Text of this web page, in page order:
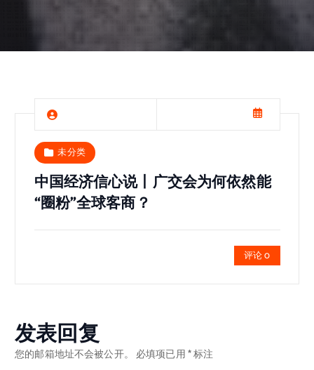
未分类
中国经济信心说丨广交会为何依然能
“圈粉”全球客商？
评论 0
发表回复
您的邮箱地址不会被公开。 必填项已用*标注